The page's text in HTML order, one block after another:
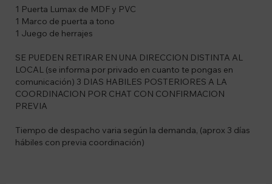
1 Puerta Lumax de MDF y PVC
1 Marco de puerta a tono
1 Juego de herrajes
SE PUEDEN RETIRAR EN UNA DIRECCION DISTINTA AL
LOCAL (se informa por privado en cuanto te pongas en
comunicación) 3 DIAS HABILES POSTERIORES A LA
COORDINACION POR CHAT CON CONFIRMACION
PREVIA
Tiempo de despacho varia según la demanda, (aprox 3 días
hábiles con previa coordinación)